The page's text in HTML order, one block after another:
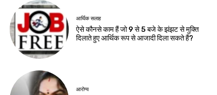
आर्थिक सलाह
ऐसे कौनसे काम हैं जो 9 से 5 बजे के झंझट से मुक्ति
दिलाते हुए आर्थिक रूप से आजादी दिला सकते हैं?
आरोग्य